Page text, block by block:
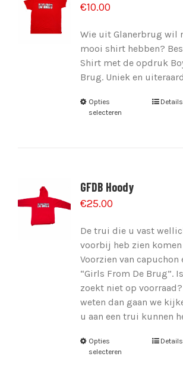
€10.00
Wie uit Glanerbrug wil
mooi shirt hebben?
Shirt met de opdruk
Brug. Uniek en
Opties
selecteren
Details
GFDB Hoody
€25.00
De trui die u vast
voorbij heb zien
Voorzien van
“Girls From De Brug”.
zoekt niet op
weten dan gaan we
u aan een trui kunnen
Opties
selecteren
Details